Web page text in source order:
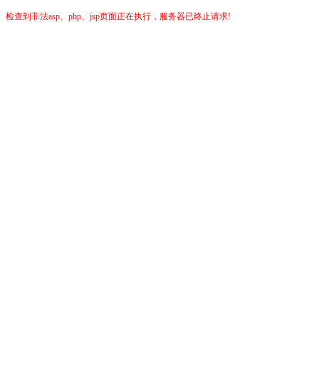
检查到非法asp、php、jsp页面正在执行，服务器已终止请求!